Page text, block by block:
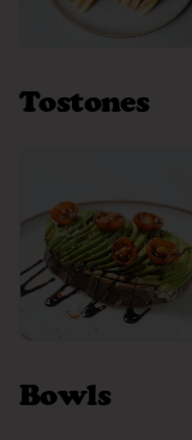
Tostones
Bowls